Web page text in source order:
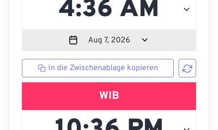
In die Zwischenablage kopieren
WIB